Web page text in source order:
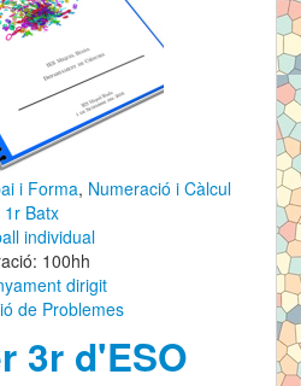
i Forma, Numeració i Càlcul
1r Batx
individual
100hh
dirigit
de Problemes
3r d'ESO